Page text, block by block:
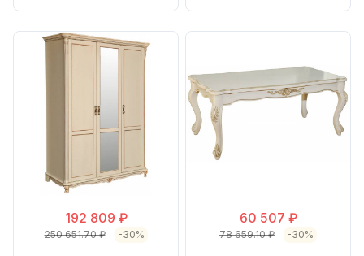
192 809 ₽
250 651.70 ₽ -30%
60 507 ₽
78 659.10 ₽ -30%